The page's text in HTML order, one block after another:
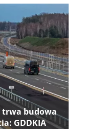
trwa budowa
GDDKIA